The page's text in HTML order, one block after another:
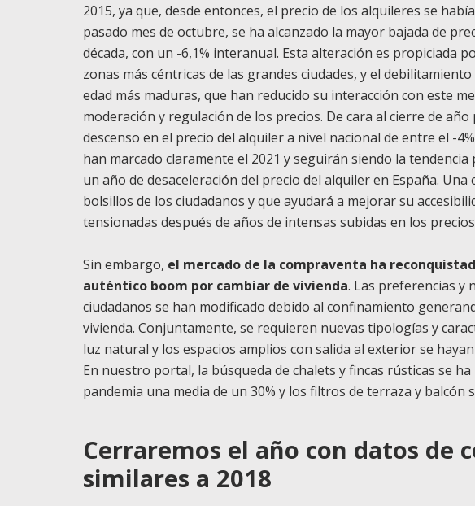
2015, ya que, desde entonces, el precio de los alquileres se
pasado mes de octubre, se ha alcanzado la mayor bajada de
década, con un -6,1% interanual. Esta alteración es propiciada
zonas más céntricas de las grandes ciudades, y el
edad más maduras, que han reducido su interacción con este
moderación y regulación de los precios. De cara al cierre de
descenso en el precio del alquiler a nivel nacional de entre el -
han marcado claramente el 2021 y seguirán siendo la
un año de desaceleración del precio del alquiler en España.
bolsillos de los ciudadanos y que ayudará a mejorar su
tensionadas después de años de intensas subidas en los
Sin embargo, el mercado de la compraventa ha
auténtico boom por cambiar de vivienda. Las preferencias y
ciudadanos se han modificado debido al confinamiento
vivienda. Conjuntamente, se requieren nuevas tipologías y
luz natural y los espacios amplios con salida al exterior se
En nuestro portal, la búsqueda de chalets y fincas rústicas se
pandemia una media de un 30% y los filtros de terraza y balcón
Cerraremos el año con datos de
similares a 2018